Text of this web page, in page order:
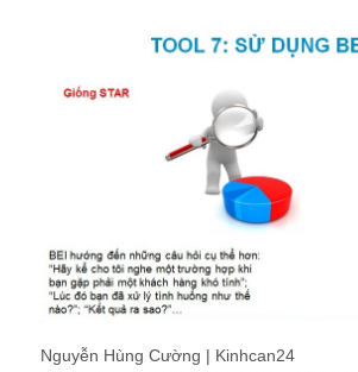
Nguyễn Hùng Cường | Kinhcan24